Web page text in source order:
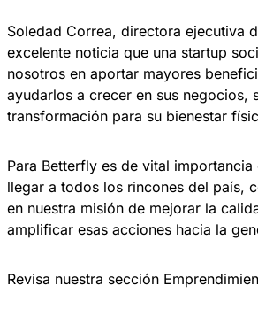
Soledad Correa, directora ejecutiva
excelente noticia que una startup
nosotros en aportar mayores
ayudarlos a crecer en sus negocios,
transformación para su bienestar
Para Betterfly es de vital
llegar a todos los rincones del país,
en nuestra misión de mejorar la
amplificar esas acciones hacia la
Revisa nuestra sección